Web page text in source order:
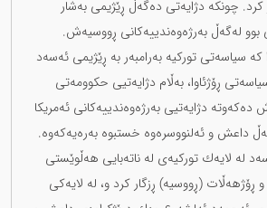
كرد. چونكە دژایەتی دەگەڵ ڕێژیمی بەشار
لەگەڵ بەرژەوەندییەکانی ڕووسیەش.
سیاسەتی تورکیە بەرامبەر بە ڕێژیمی ئەسەد
ڕۆژئاوا، بەڵام دژایەتیی حكوومەتی
دەکەوتە دژایەتیی بەرژەوەندییەکانی ئەمریکا
داعش و ئەلنووسرەوە خستبوە بەرەیەکەوە.
لە لایەك تورکیەی لە ناتەبایی هەڵوێستی
و ڕۆژهەڵات (ڕووسیە) ڕزگار کرد و، لە لایەكی